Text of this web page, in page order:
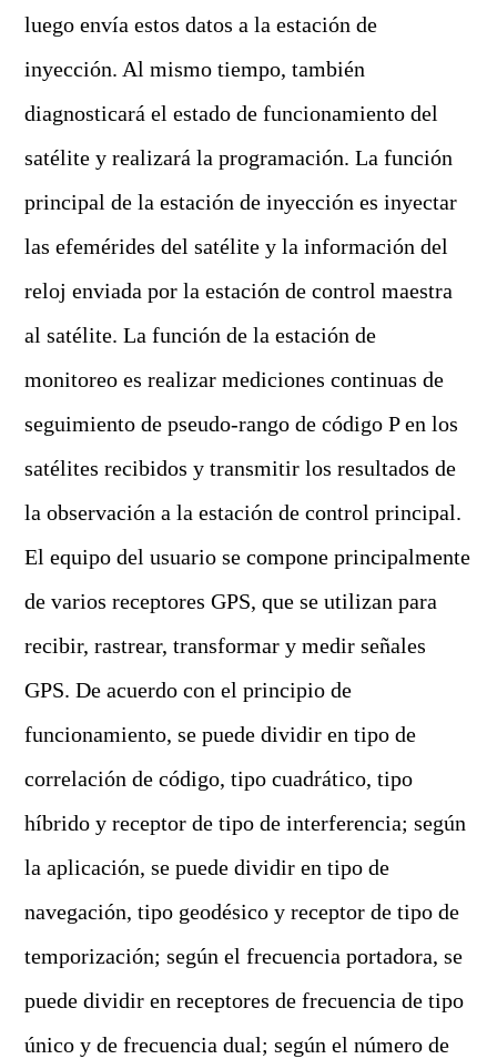
luego envía estos datos a la estación de
inyección. Al mismo tiempo, también
diagnosticará el estado de funcionamiento del
satélite y realizará la programación. La función
principal de la estación de inyección es inyectar
las efemérides del satélite y la información del
reloj enviada por la estación de control maestra
al satélite. La función de la estación de
monitoreo es realizar mediciones continuas de
seguimiento de pseudo-rango de código P en los
satélites recibidos y transmitir los resultados de
la observación a la estación de control principal.
El equipo del usuario se compone principalmente
de varios receptores GPS, que se utilizan para
recibir, rastrear, transformar y medir señales
GPS. De acuerdo con el principio de
funcionamiento, se puede dividir en tipo de
correlación de código, tipo cuadrático, tipo
híbrido y receptor de tipo de interferencia; según
la aplicación, se puede dividir en tipo de
navegación, tipo geodésico y receptor de tipo de
temporización; según el frecuencia portadora, se
puede dividir en receptores de frecuencia de tipo
único y de frecuencia dual; según el número de